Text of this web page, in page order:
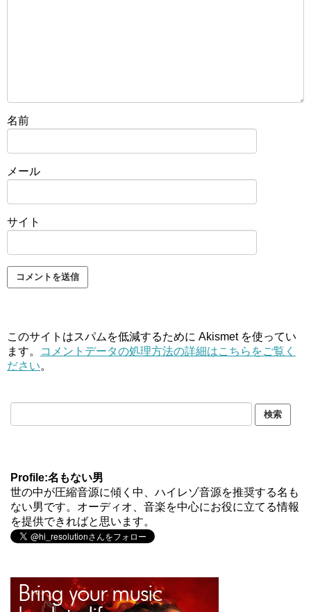
名前
メール
サイト
このサイトはスパムを低減するために Akismet を使ってい
ます。
コメントデータの処理方法の詳細はこちらをご覧く
ださい。
Profile:名もない男
世の中が圧縮音源に傾く中、ハイレゾ音源を推奨する名も
ない男です。オーディオ、音楽を中心にお役に立てる情報
を提供できればと思います。